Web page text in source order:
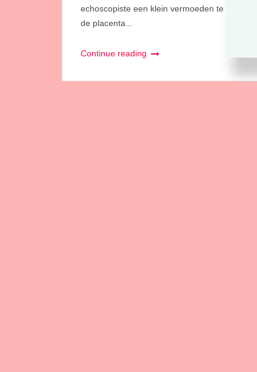
echoscopiste een klein vermoeden te zien dat
de placenta...
Continue reading